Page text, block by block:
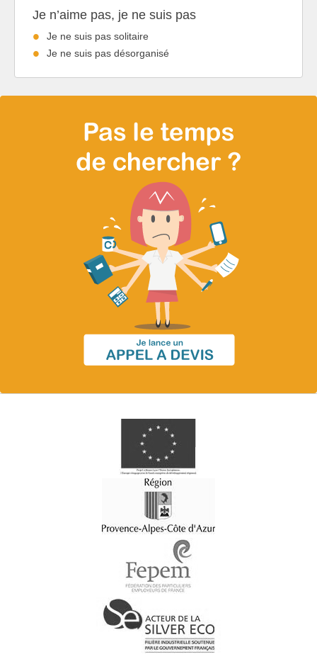
Je n’aime pas, je ne suis pas
Je ne suis pas solitaire
Je ne suis pas désorganisé